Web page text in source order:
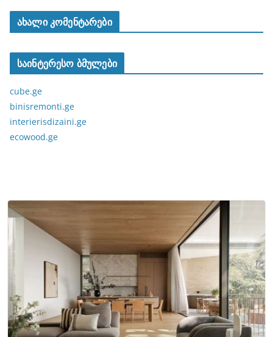
ახალი კომენტარები
საინტერესო ბმულები
cube.ge
binisremonti.ge
interierisdizaini.ge
ecowood.ge